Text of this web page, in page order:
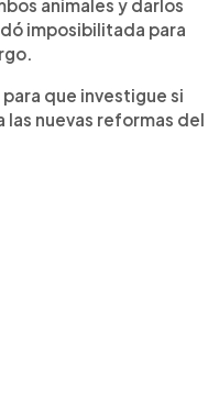
animales y darlos
imposibilitada para
para que investigue si
las nuevas reformas del